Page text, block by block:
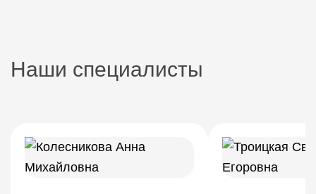
Наши специалисты